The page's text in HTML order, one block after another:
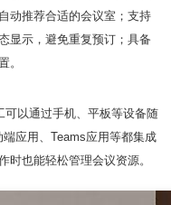
动推荐合适的会议室；支持
显示，避免重复预订；具备
。
以通过手机、平板等设备随
应用、Teams应用等都集成
时也能轻松管理会议资源。